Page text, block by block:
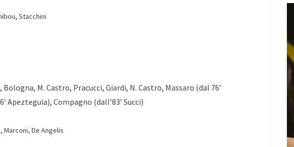
Stacchini
M. Castro, Pracucci, Giardi, N. Castro, Massaro (dal 76’
Apezteguia), Compagno (dall’83’ Succi)
Marconi, De Angelis